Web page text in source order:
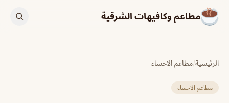
مطاعم وكافيهات الشرقية
الرئيسية/مطاعم الاحساء
مطاعم الاحساء